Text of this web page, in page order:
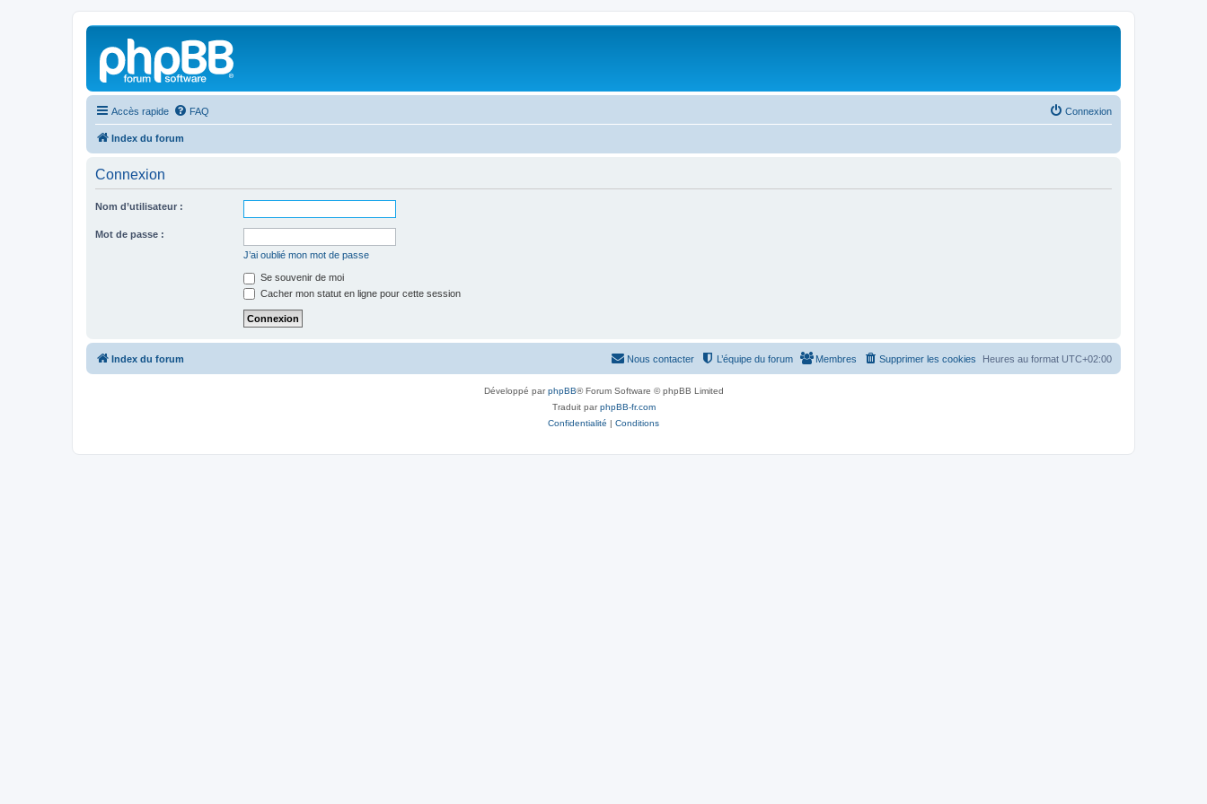
Accès rapide FAQ Connexion
Index du forum
Connexion
Nom d’utilisateur :
Mot de passe :
J’ai oublié mon mot de passe
Se souvenir de moi
Cacher mon statut en ligne pour cette session
Index du forum Heures au format UTC+02:00
Supprimer les cookies
Membres
L’équipe du forum
Nous contacter
Développé parphpBB® Forum Software © phpBB Limited
Traduit parphpBB-fr.com
Confidentialité | Conditions